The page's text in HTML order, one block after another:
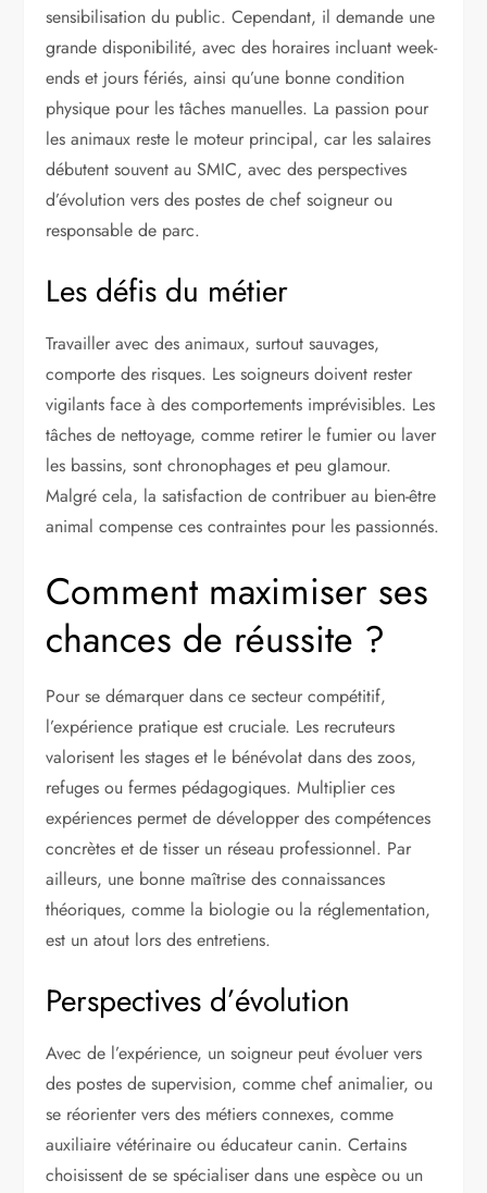
sensibilisation du public. Cependant, il demande une
grande disponibilité, avec des horaires incluant week-
ends et jours fériés, ainsi qu’une bonne condition
physique pour les tâches manuelles. La passion pour
les animaux reste le moteur principal, car les salaires
débutent souvent au SMIC, avec des perspectives
d’évolution vers des postes de chef soigneur ou
responsable de parc.
Les défis du métier
Travailler avec des animaux, surtout sauvages,
comporte des risques. Les soigneurs doivent rester
vigilants face à des comportements imprévisibles. Les
tâches de nettoyage, comme retirer le fumier ou laver
les bassins, sont chronophages et peu glamour.
Malgré cela, la satisfaction de contribuer au bien-être
animal compense ces contraintes pour les passionnés.
Comment maximiser ses
chances de réussite ?
Pour se démarquer dans ce secteur compétitif,
l’expérience pratique est cruciale. Les recruteurs
valorisent les stages et le bénévolat dans des zoos,
refuges ou fermes pédagogiques. Multiplier ces
expériences permet de développer des compétences
concrètes et de tisser un réseau professionnel. Par
ailleurs, une bonne maîtrise des connaissances
théoriques, comme la biologie ou la réglementation,
est un atout lors des entretiens.
Perspectives d’évolution
Avec de l’expérience, un soigneur peut évoluer vers
des postes de supervision, comme chef animalier, ou
se réorienter vers des métiers connexes, comme
auxiliaire vétérinaire ou éducateur canin. Certains
choisissent de se spécialiser dans une espèce ou un